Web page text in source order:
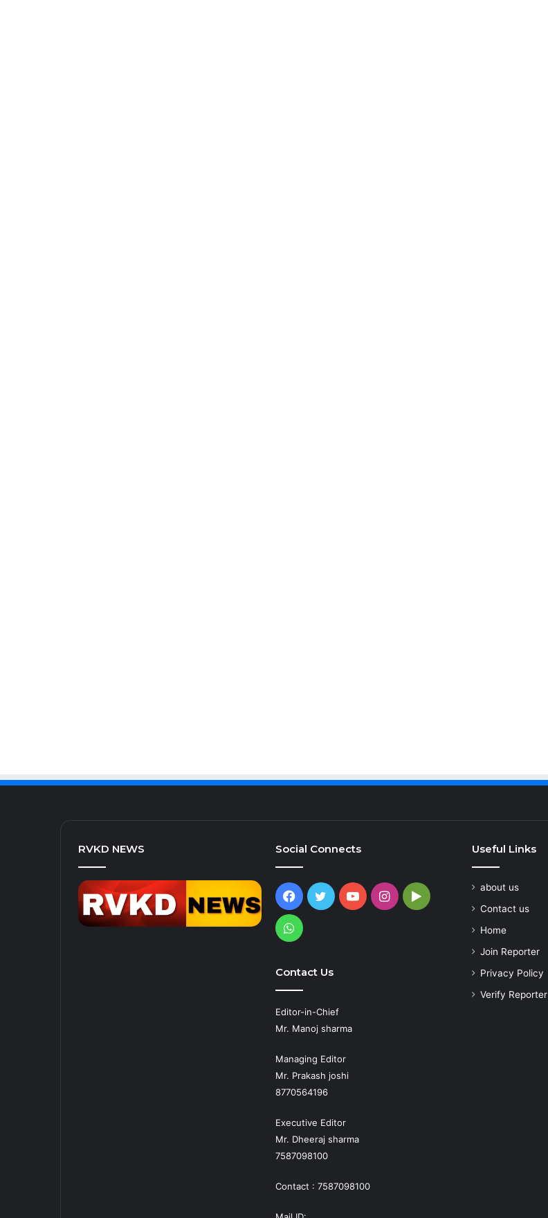
RVKD NEWS Social Connects
Facebook
TwitterYouTubeInstagram
Google
WhatsApp
Contact Us
Editor-in-Chief
Mr. Manoj sharma
Managing Editor
Mr. Prakash joshi
8770564196
Executive Editor
Mr. Dheeraj sharma
7587098100
Contact : 7587098100
Useful Links
about us
Contact us
Home
Join Reporter
Privacy Policy
Verify Reporter